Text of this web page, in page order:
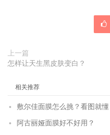
上一篇
怎样让天生黑皮肤变白？
相关推荐
敷尔佳面膜怎么挑？看图就懂
阿古丽娅面膜好不好用？